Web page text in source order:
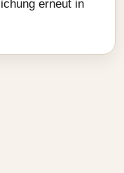
erneut in